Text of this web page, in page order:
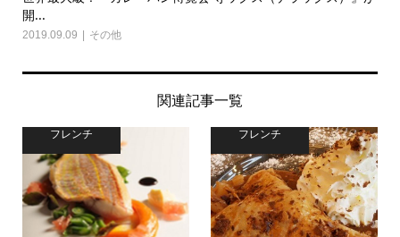
開...
2019.09.09 その他
関連記事一覧
フレンチ フレンチ